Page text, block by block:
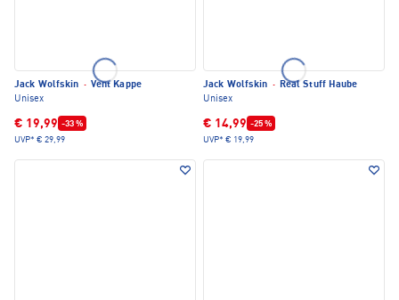
Jack Wolfskin · Vent Kappe
Unisex
€ 19,99 -33 %
UVP* € 29,99
Jack Wolfskin · Real Stuff Haube
Unisex
€ 14,99 -25 %
UVP* € 19,99